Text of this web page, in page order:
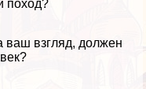
поход?
ваш взгляд, должен